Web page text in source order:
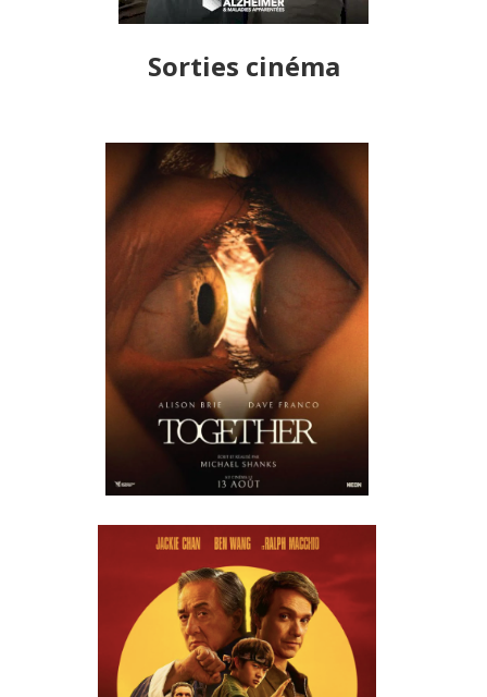
Sorties cinéma
TOGETHER
RÉALISÉ PAR
MICHAEL
SHANKS
KARATE KID:
LEGENDS
RÉALISÉ PAR
JONATHAN